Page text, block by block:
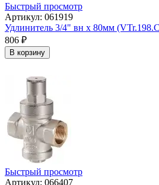
Быстрый просмотр
Артикул: 061919
Удлинитель 3/4" вн х 80мм
806 ₽
В корзину
Быстрый просмотр
Артикул: 066407